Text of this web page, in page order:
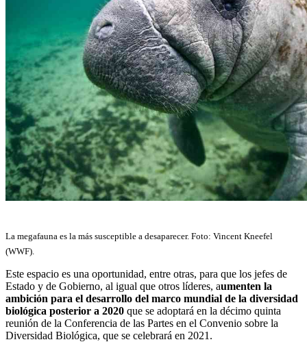
La megafauna es la más susceptible a desaparecer. Foto: Vincent Kneefel
(WWF).
Este espacio es una oportunidad, entre otras, para que los jefes de
Estado y de Gobierno, al igual que otros líderes, aumenten la
ambición para el desarrollo del marco mundial de la diversidad
biológica posterior a 2020 que se adoptará en la décimo quinta
reunión de la Conferencia de las Partes en el Convenio sobre la
Diversidad Biológica, que se celebrará en 2021.